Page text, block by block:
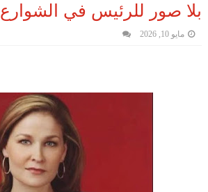
بلا صور للرئيس في الشوارع
مايو 10, 2026